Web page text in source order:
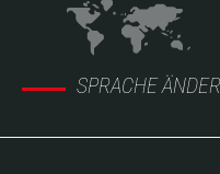
SPRACHE